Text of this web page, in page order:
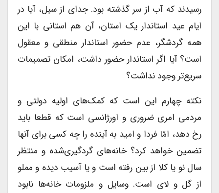
رسیدند که آب از سر گذشته بود. جدای از سیل، آیا در
ایام عید استاندار یک استان، آن هم استانی با این
همه گردشگر، عدم حضور استاندار منطقی و معقول
است؟ آیا اگر استاندار حضور داشت، امکان تصمیمات
سریع‌تر وجود نداشت؟
نکته چهارم این است که کمک‌های اولیه دولتی و
مردمی امری ضروری و اورژانسی است که قطعا باید
رخ دهد، امّا فردا و امید به آینده را چه کسی برای آنها
تضمین خواهد کرد؟ خانه‌های گردگیری‌شده‌ و منتظر
سال نو یا کلا از بین رفته است و یا آسیب دیده و مملو
از گل و لای است. وسایل و ملزومات خانه‌ها نابود